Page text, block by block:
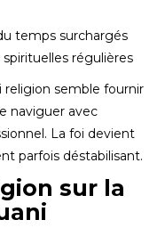
temps surchargés
régulières
religion semble fournir
naviguer avec
La foi devient
parfois déstabilisant.
sur la